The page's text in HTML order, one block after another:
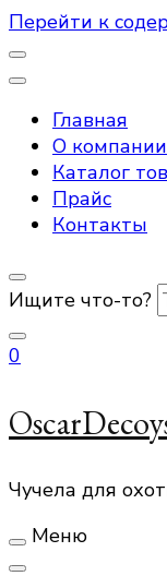
Перейти к
Главная
О компании
Каталог
Прайс
Контакты
Ищите что-то?
0
Чучела для
Меню